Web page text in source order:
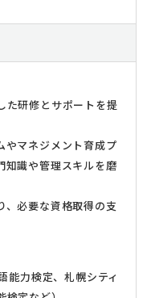
た研修とサポートを提
やマネジメント育成プ
知識や管理スキルを磨
、必要な資格取得の支
能力検定、札幌シティ